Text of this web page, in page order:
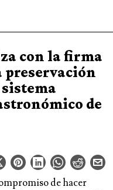
con la firma
preservación
de
de hacer